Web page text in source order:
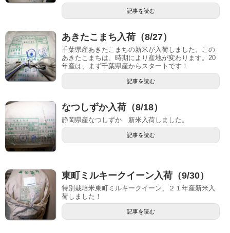
記事を読む
あきたこまち入荷（8/27）
千葉県産あきたこまちの新米が入荷しました。この
あきたこまちは、時期により産地が変わります。20
年産は、まず千葉県産からスタートです！
記事を読む
なつしずか入荷（8/18）
静岡県産なつしずか 新米入荷しました。
記事を読む
東町ミルキークイーン入荷（9/30）
特別栽培米東町ミルキークイーン、２１年産新米入
荷しました！
記事を読む